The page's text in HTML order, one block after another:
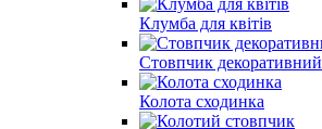
Клумба для квітів
Стовпчик декоративний
Колота сходинка